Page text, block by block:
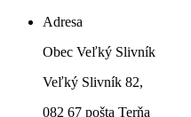
Adresa
Obec Veľký Slivník
Veľký Slivník 82,
082 67 pošta Terňa